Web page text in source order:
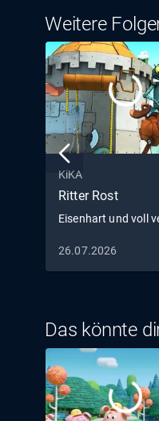
Weitere
KiKA
Ritter Rost
Eisenhart und voll
26.07.2026
Das könnte